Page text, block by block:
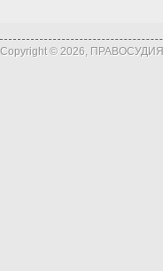
Copyright © 2026,